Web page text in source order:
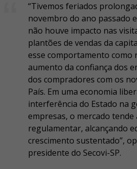
“Tivemos feriados
novembro do ano passado
não houve impacto nas
plantões de vendas da
esse comportamento como
aumento da confiança dos
dos compradores com os
País. Em uma economia
interferência do Estado na
empresas, o mercado tende
regulamentar, alcançando
crescimento sustentado”,
presidente do Secovi-SP.